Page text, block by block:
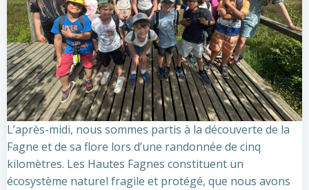
L’après-midi, nous sommes partis à la découverte de la
Fagne et de sa flore lors d’une randonnée de cinq
kilomètres. Les Hautes Fagnes constituent un
écosystème naturel fragile et protégé, que nous avons